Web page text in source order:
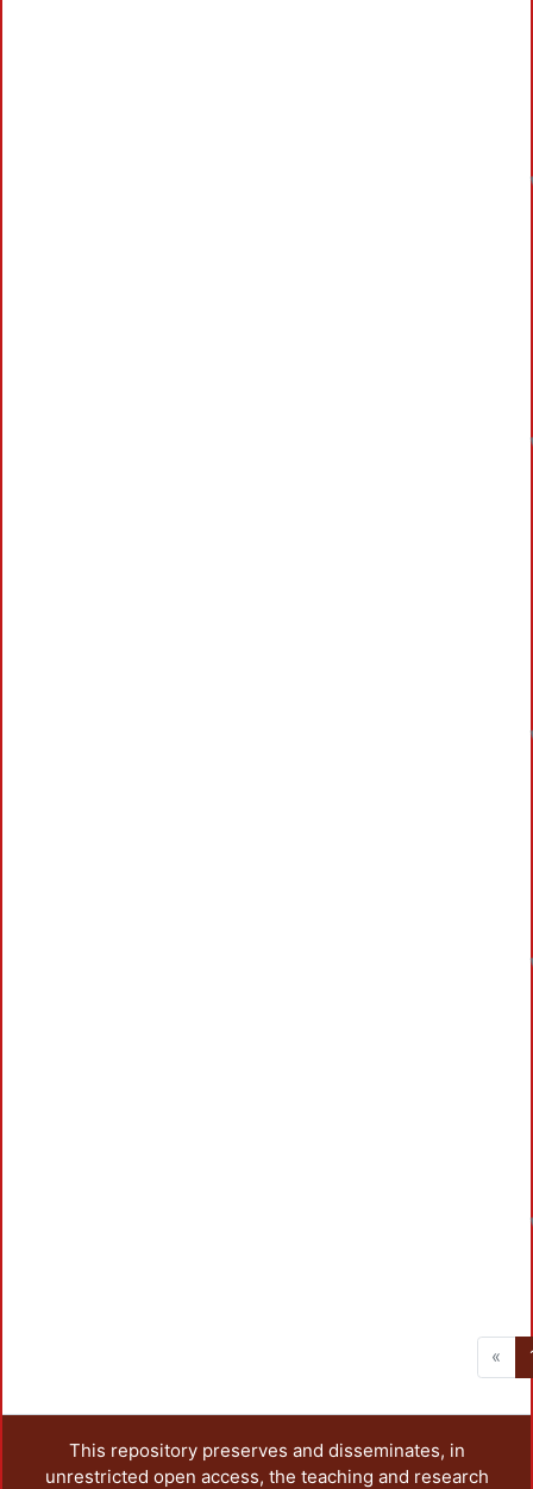
«
This repository preserves and disseminates, in
unrestricted open access, the teaching and research